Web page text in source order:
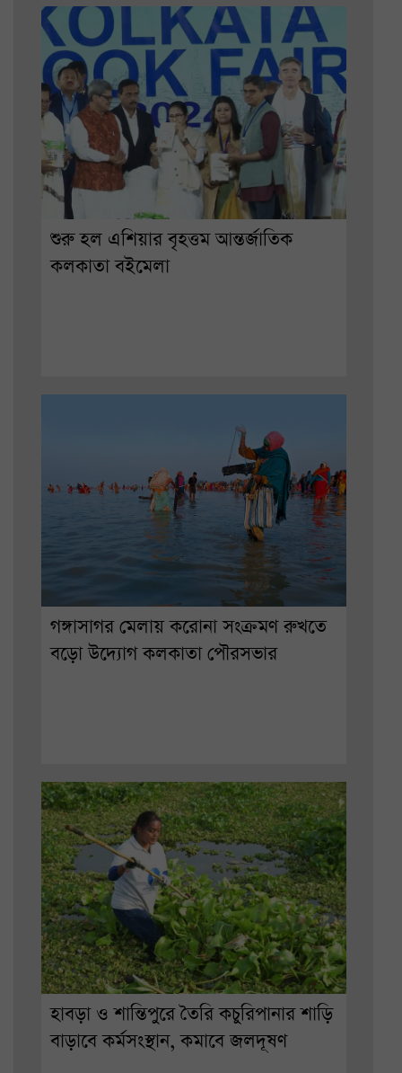
শুরু হল এশিয়ার বৃহত্তম আন্তর্জাতিক
কলকাতা বইমেলা
গঙ্গাসাগর মেলায় করোনা সংক্রমণ রুখতে
বড়ো উদ্যোগ কলকাতা পৌরসভার
হাবড়া ও শান্তিপুরে তৈরি কচুরিপানার শাড়ি
বাড়াবে কর্মসংস্থান, কমাবে জলদূষণ